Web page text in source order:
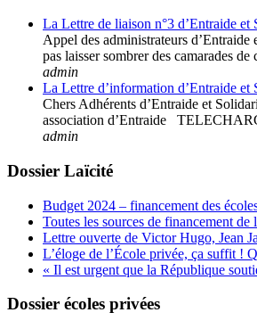
La Lettre de liaison n°3 d’Entraide et
Appel des administrateurs
pas laisser sombrer des camarades
admin
La Lettre d’information d’Entraide et
Chers Adhérents d’Entraide et
association d’Entraide
admin
Dossier Laïcité
Budget 2024 – financement des
Toutes les sources de financement de
Lettre ouverte de Victor Hugo, Jean
L’éloge de l’École privée, ça suffit !
« Il est urgent que la République
Dossier écoles privées